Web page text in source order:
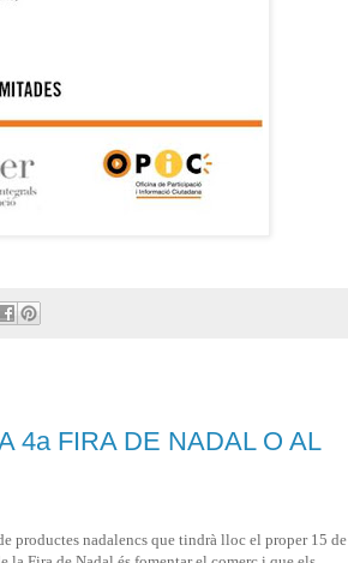
4a FIRA DE NADAL O AL
productes nadalencs que tindrà lloc el proper 15 de